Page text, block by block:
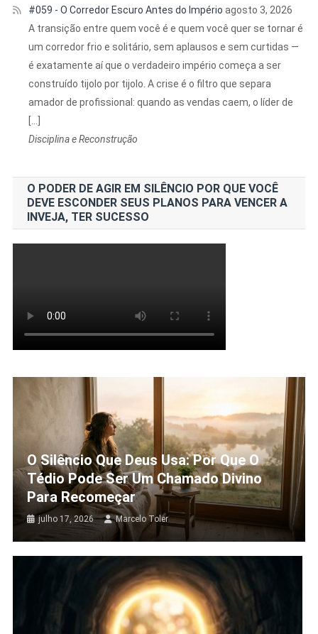
#059 - O Corredor Escuro Antes do Império agosto 3, 2026
A transição entre quem você é e quem você quer se tornar é
um corredor frio e solitário, sem aplausos e sem curtidas —
é exatamente aí que o verdadeiro império começa a ser
construído tijolo por tijolo. A crise é o filtro que separa
amador de profissional: quando as vendas caem, o líder de
Disciplina e Reconstrução
O PODER DE AGIR EM SILÊNCIO POR QUE VOCÊ
DEVE ESCONDER SEUS PLANOS PARA VENCER A
INVEJA, TER SUCESSO
O Silêncio Que Deus Usa: Por Que O
Tédio Pode Ser Um Chamado Divino
Para Recomeçar
julho 17, 2026 Marcelo Toler